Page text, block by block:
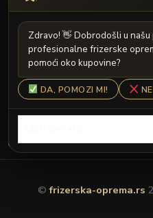
©frizerska-oprema.rs
Zdravo! Dobrodošli u našu
profesionalne frizerske opre
pomoći oko kupovine?
DA, POMOZI MI!